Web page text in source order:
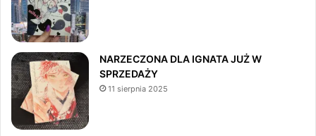
NARZECZONA DLA IGNATA JUŻ W
SPRZEDAŻY
11 sierpnia 2025